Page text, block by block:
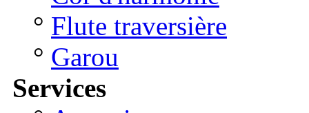
° Flute traversière
° Garou
Services